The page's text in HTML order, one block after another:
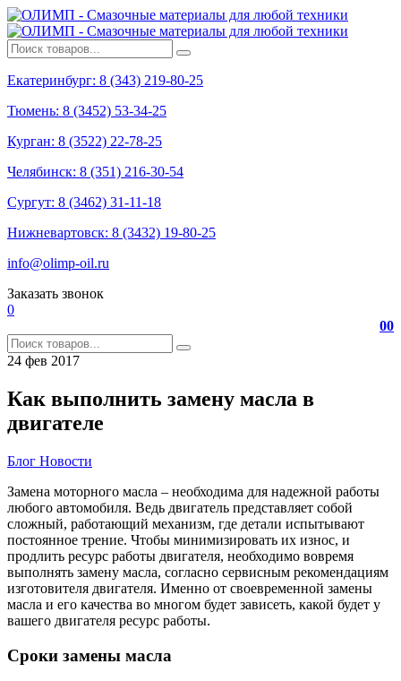
Екатеринбург: 8 (343) 219-80-25
Тюмень: 8 (3452) 53-34-25
Курган: 8 (3522) 22-78-25
Челябинск: 8 (351) 216-30-54
Сургут: 8 (3462) 31-11-18
Нижневартовск: 8 (3432) 19-80-25
info@olimp-oil.ru
Заказать звонок
0
00
24 фев 2017
Как выполнить замену масла в
двигателе
Блог Новости
Замена моторного масла – необходима для надежной работы
любого автомобиля. Ведь двигатель представляет собой
сложный, работающий механизм, где детали испытывают
постоянное трение. Чтобы минимизировать их износ, и
продлить ресурс работы двигателя, необходимо вовремя
выполнять замену масла, согласно сервисным рекомендациям
изготовителя двигателя. Именно от своевременной замены
масла и его качества во многом будет зависеть, какой будет у
вашего двигателя ресурс работы.
Сроки замены масла